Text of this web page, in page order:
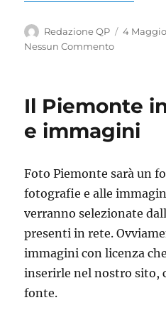
Autore
Redazione QP 4 Maggio
Nessun Commento
Il Piemonte
e immagini
Foto Piemonte sarà un
fotografie e alle
verranno selezionate
presenti in rete.
immagini con licenza
inserirle nel nostro sito,
fonte.